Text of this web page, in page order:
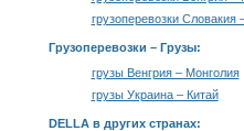
грузоперевозки Словакия
Грузоперевозки – Грузы:
грузы Венгрия – Монголия|
грузы Украина – Китай
DELLA в других странах: